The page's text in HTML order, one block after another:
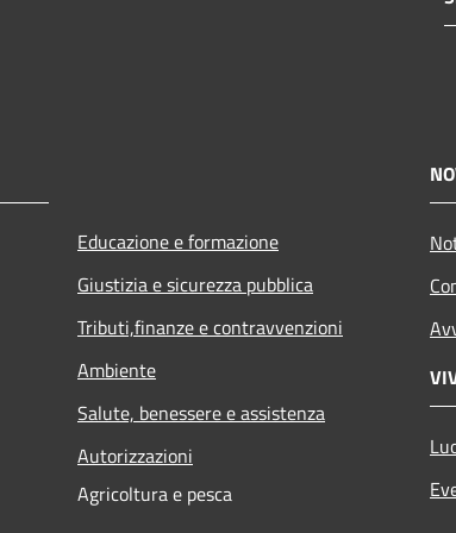
Educazione e formazione
Giustizia e sicurezza pubblica
Tributi,finanze e contravvenzioni
Ambiente
Salute, benessere e assistenza
Autorizzazioni
Agricoltura e pesca